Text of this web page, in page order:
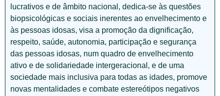
lucrativos e de âmbito nacional, dedica-se às questões
biopsicológicas e sociais inerentes ao envelhecimento e
às pessoas idosas, visa a promoção da dignificação,
respeito, saúde, autonomia, participação e segurança
das pessoas idosas, num quadro de envelhecimento
ativo e de solidariedade intergeracional, e de uma
sociedade mais inclusiva para todas as idades, promove
novas mentalidades e combate estereótipos negativos